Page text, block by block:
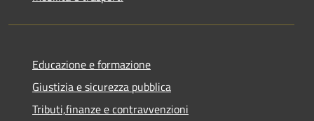
Educazione e formazione
Giustizia e sicurezza pubblica
Tributi,finanze e contravvenzioni